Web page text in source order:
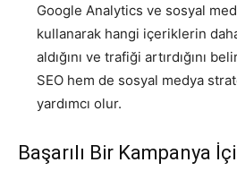
Google Analytics ve sosyal
kullanarak hangi içeriklerin
aldığını ve trafiği artırdığını
SEO hem de sosyal medya
yardımcı olur.
Başarılı Bir Kampanya